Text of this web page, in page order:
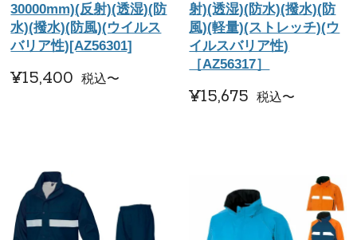
30000mm)(反射)(透湿)(防
水)(撥水)(防風)(ウイルス
バリア性)[AZ56301]
¥15,400 税込〜
射)(透湿)(防水)(撥水)(防
風)(軽量)(ストレッチ)(ウ
イルスバリア性)
［AZ56317］
¥15,675 税込〜